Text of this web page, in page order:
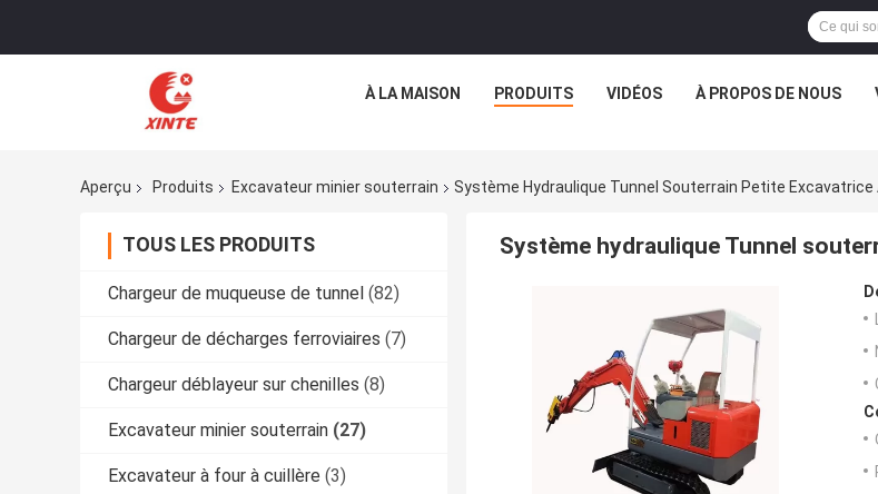
À LA MAISON PRODUITS VIDÉOS À PROPOS DE NOUS
Aperçu Produits Excavateur minier souterrain Système Hydraulique Tunnel Souterrain Petite Excavatrice
TOUS LES PRODUITS
Chargeur de muqueuse de tunnel (82)
Chargeur de décharges ferroviaires (7)
Chargeur déblayeur sur chenilles (8)
Excavateur minier souterrain (27)
Excavateur à four à cuillère (3)
Système hydraulique Tunnel